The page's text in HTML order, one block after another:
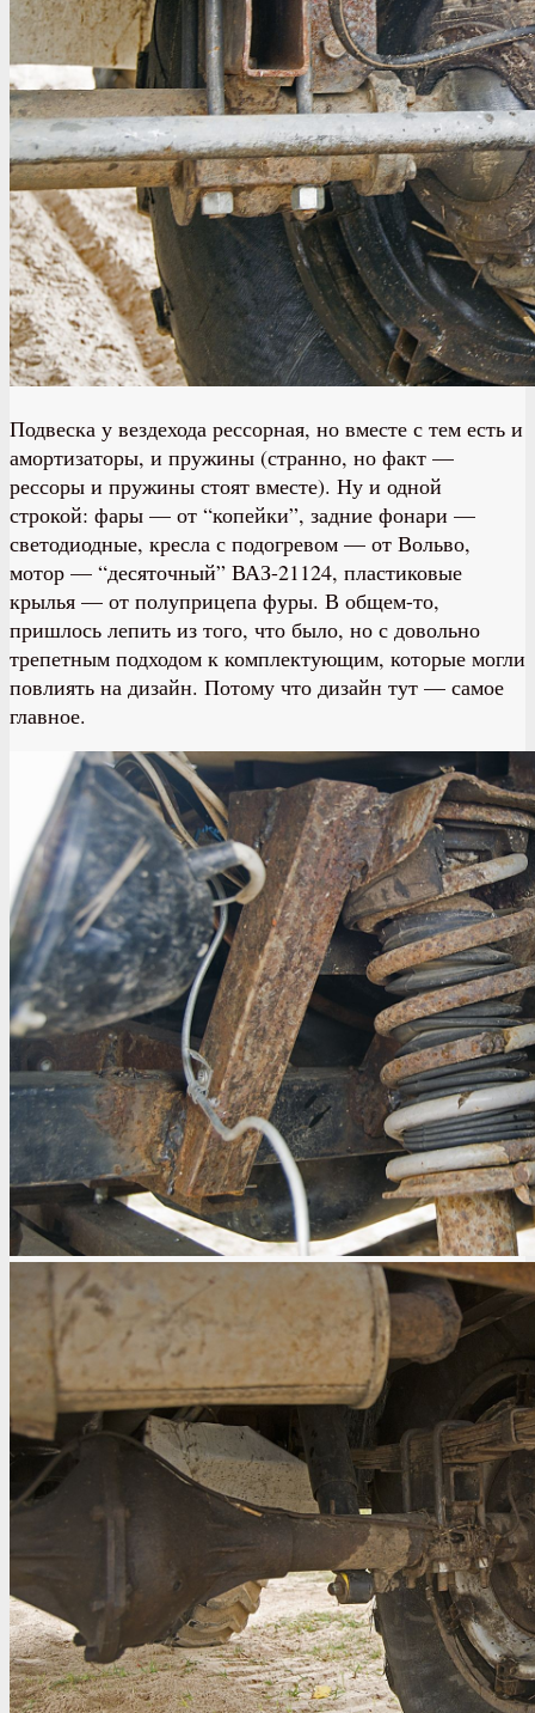
Подвеска у вездехода рессорная, но вместе с тем есть и
амортизаторы, и пружины (странно, но факт —
рессоры и пружины стоят вместе). Ну и одной
строкой: фары — от “копейки”, задние фонари —
светодиодные, кресла с подогревом — от Вольво,
мотор — “десяточный” ВАЗ-21124, пластиковые
крылья — от полуприцепа фуры. В общем-то,
пришлось лепить из того, что было, но с довольно
трепетным подходом к комплектующим, которые могли
повлиять на дизайн. Потому что дизайн тут — самое
главное.